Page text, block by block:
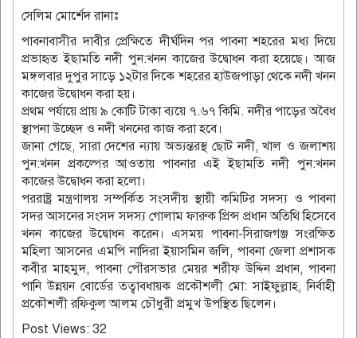
সেলিম মোর্শেদ রানাঃ
পাবনাবাসীর দাবীর প্রেক্ষিতে দীর্ঘদিন পর পাবনা শহরের মধ্য দিয়ে
প্রভাহৃত ইছামতি নদী পুন:খনন কাজের উদ্বোধন করা হয়েছে। আজ
মঙ্গলবার দুপুর সাড়ে ১২টার দিকে শহরের হাউজপাড়া থেকে নদী খনন
কাজের উদ্বোধন করা হয়।
প্রথম পর্যায়ে প্রায় ৯ কোটি টাকা ব্যয়ে ৭.৬৭ কিমি. নদীর পাড়ের অবৈধ
স্থাপনা উচ্ছেদ ও নদী খননের কাজ করা হবে।
জানা গেছে, সারা দেশের ন্যায় অভ্যন্তরস্থ ছোট নদী, খাল ও জলাশয়
পুন:খনন প্রকল্পের আওতায় পাবনার এই ইছামতি নদী পুন:খনন
কাজের উদ্বোধন করা হলো।
পররাষ্ট্র মন্ত্রণালয় সম্পর্কিত সংসদীয় স্থায়ী কমিটির সদস্য ও পাবনা
সদর আসনের সংসদ সদস্য গোলাম ফারুক প্রিন্স প্রধান অতিথি হিসেবে
খনন কাজের উদ্বোধন করেন। এসময় পাবনা-সিরাজগঞ্জ সংরক্ষিত
মহিলা আসনের এমপি নাদিরা ইয়াসমিন জলি, পাবনা জেলা প্রশাসক
কবীর মাহমুদ, পাবনা পৌরসভার মেয়র শরীফ উদ্দিন প্রধান, পাবনা
পানি উন্নয়ন বোর্ডের তত্বাবধায়ক প্রকৌশলী মো: সাইফুল্লাহ, নির্বাহী
প্রকৌশলী রফিকুল আলম চৌধুরী প্রমুখ উপস্থিত ছিলেন।
Post Views: 32